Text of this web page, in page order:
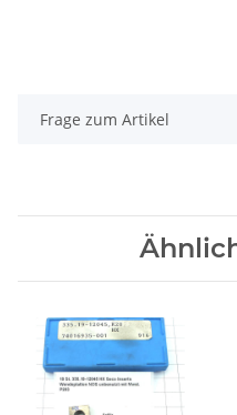
Frage zum Artikel